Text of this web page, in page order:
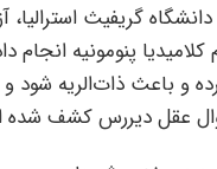
گریفیث استرالیا،
پنومونیه انجام
و باعث ذات‌الریه شود
عقل دیررس کشف